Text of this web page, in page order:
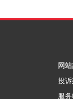
网
投
服